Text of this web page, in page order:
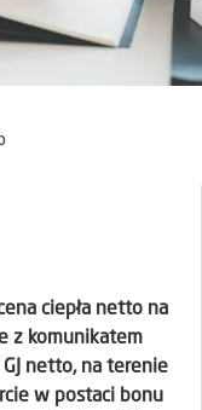
ciepła netto na
z komunikatem
netto, na terenie
w postaci bonu